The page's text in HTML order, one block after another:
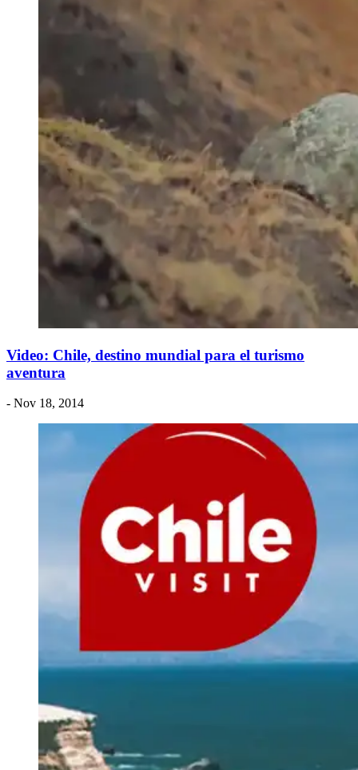
Video: Chile, destino mundial para el turismo
aventura
- Nov 18, 2014